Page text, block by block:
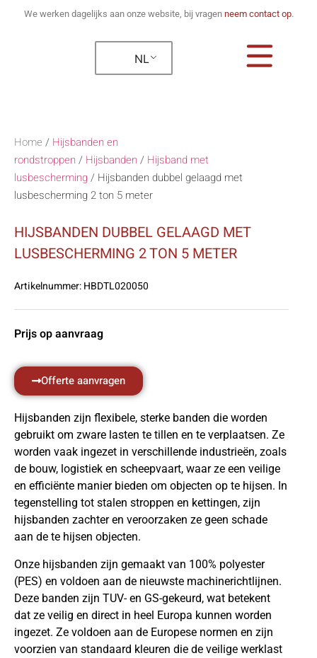
We werken dagelijks aan onze website, bij vragen neem contact op.
NL
Home / Hijsbanden en
rondstroppen / Hijsbanden / Hijsband met
lusbescherming / Hijsbanden dubbel gelaagd met
lusbescherming 2 ton 5 meter
HIJSBANDEN DUBBEL GELAAGD MET
LUSBESCHERMING 2 TON 5 METER
Artikelnummer:HBDTL020050
Prijs op aanvraag
Offerte aanvragen
Hijsbanden zijn flexibele, sterke banden die worden
gebruikt om zware lasten te tillen en te verplaatsen. Ze
worden vaak ingezet in verschillende industrieën, zoals
de bouw, logistiek en scheepvaart, waar ze een veilige
en efficiënte manier bieden om objecten op te hijsen. In
tegenstelling tot stalen stroppen en kettingen, zijn
hijsbanden zachter en veroorzaken ze geen schade
aan de te hijsen objecten.
Onze hijsbanden zijn gemaakt van 100% polyester
(PES) en voldoen aan de nieuwste machinerichtlijnen.
Deze banden zijn TUV- en GS-gekeurd, wat betekent
dat ze veilig en direct in heel Europa kunnen worden
ingezet. Ze voldoen aan de Europese normen en zijn
voorzien van standaard kleuren die de veilige werklast